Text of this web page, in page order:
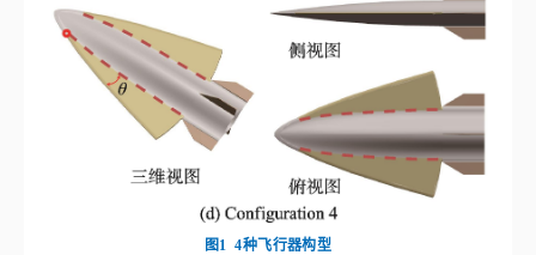
图1 4种飞行器构型